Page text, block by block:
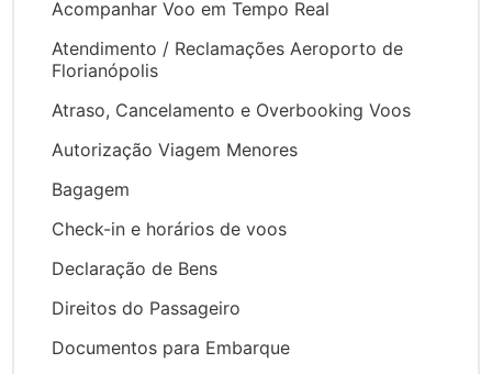
Acompanhar Voo em Tempo Real
Atendimento / Reclamações Aeroporto de
Florianópolis
Atraso, Cancelamento e Overbooking Voos
Autorização Viagem Menores
Bagagem
Check-in e horários de voos
Declaração de Bens
Direitos do Passageiro
Documentos para Embarque